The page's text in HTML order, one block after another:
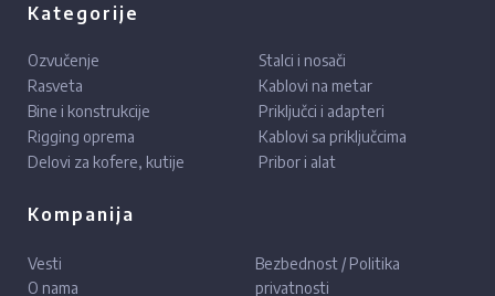
Kategorije
Ozvučenje
Rasveta
Bine i konstrukcije
Rigging oprema
Delovi za kofere, kutije
Stalci i nosači
Kablovi na metar
Priključci i adapteri
Kablovi sa priključcima
Pribor i alat
Kompanija
Vesti
O nama
Bezbednost / Politika
privatnosti